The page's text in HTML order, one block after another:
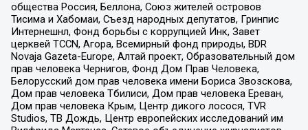
общества Россия, Беллона, Союз жителей островов
Тисима и Хабомаи, Съезд народных депутатов, Гринпис
Интернешнл, Фонд борьбы с коррупцией Инк, Завет
церквей TCCN, Агора, Всемирный фонд природы, BDR
Novaja Gazeta-Europe, Алтай проект, Образовательный дом
прав человека Чернигов, Фонд Дом Прав Человека,
Белорусский дом прав человека имени Бориса Звозскова,
Дом прав человека Тбилиси, Дом прав человека Ереван,
Дом прав человека Крым, Центр дикого лосося, TVR
Studios, ТВ Дождь, Центр европейских исследований им